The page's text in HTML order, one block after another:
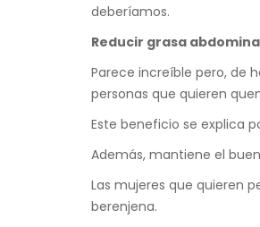
deberíamos.
Reducir grasa
Parece increíble pero, de
personas que quieren
Este beneficio se explica
Además, mantiene el
Las mujeres que quieren
berenjena.